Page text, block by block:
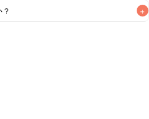
+
安です。なるべくお早めにお召